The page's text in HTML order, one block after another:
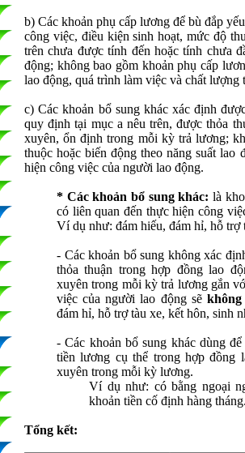
b) Các khoản phụ cấp lương để bù đắp
công việc, điều kiện sinh hoạt, mức độ
trên chưa được tính đến hoặc tính chưa
động; không bao gồm khoản phụ cấp
lao động, quá trình làm việc và chất
c) Các khoản bổ sung khác xác định
quy định tại mục a nêu trên, được thỏa
xuyên, ổn định trong mỗi kỳ trả lương;
thuộc hoặc biến động theo năng suất
hiện công việc của người lao động.
* Các khoản bổ sung khác: là
có liên quan đến thực hiện công
Ví dụ như: đám hiếu, đám hỉ, hỗ trợ
- Các khoản bổ sung không xác
thỏa thuận trong hợp đồng lao
xuyên trong mỗi kỳ trả lương gắn
việc của người lao động sẽ
đám hỉ, hỗ trợ tàu xe, kết hôn, sinh
- Các khoản bổ sung khác dùng
tiền lương cụ thể trong hợp đồng
xuyên trong mỗi kỳ lương.
Ví dụ như: có bằng ngoại
khoản tiền cố định hàng tháng.
Tổng kết: